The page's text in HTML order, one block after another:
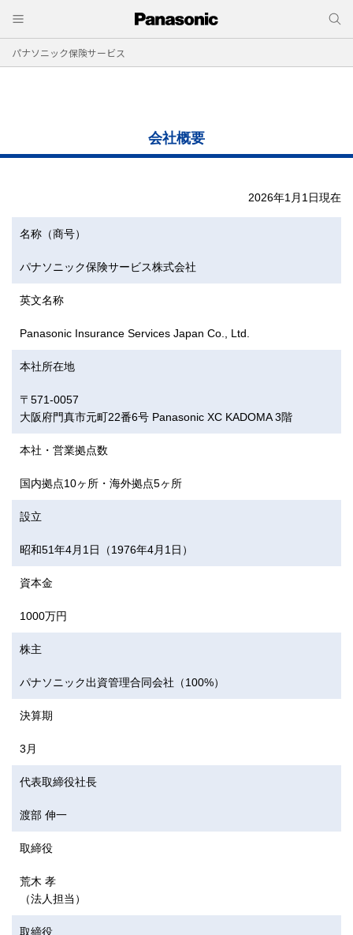
パナソニック保険サービス
会社概要
2026年1月1日現在
名称（商号）
パナソニック保険サービス株式会社
英文名称
Panasonic Insurance Services Japan Co., Ltd.
本社所在地
〒571-0057
大阪府門真市元町22番6号 Panasonic XC KADOMA 3階
本社・営業拠点数
国内拠点10ヶ所・海外拠点5ヶ所
設立
昭和51年4月1日（1976年4月1日）
資本金
1000万円
株主
パナソニック出資管理合同会社（100%）
決算期
3月
代表取締役社長
渡部 伸一
取締役
荒木 孝
（法人担当）
取締役